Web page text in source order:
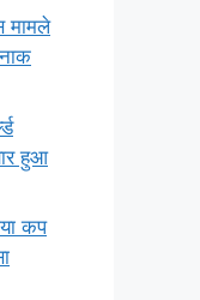
मामले
हुआ
कप